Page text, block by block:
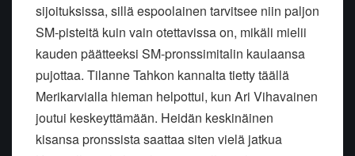
sijoituksissa, sillä espoolainen tarvitsee niin paljon
SM-pisteitä kuin vain otettavissa on, mikäli mielii
kauden päätteeksi SM-pronssimitalin kaulaansa
pujottaa. Tilanne Tahkon kannalta tietty täällä
Merikarvialla hieman helpottui, kun Ari Vihavainen
joutui keskeyttämään. Heidän keskinäinen
kisansa pronssista saattaa siten vielä jatkua